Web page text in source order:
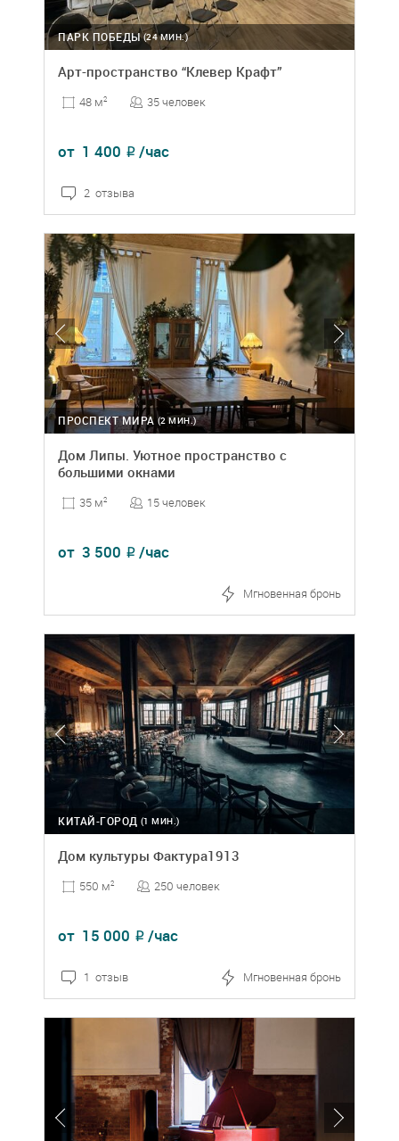
(24 МИН.)
ПАРК ПОБЕДЫ
Арт-пространство “Клевер Крафт”
48 м2 35 человек
от 1 400 ₽ /час
2 отзыва
(2 МИН.)
ПРОСПЕКТ МИРА
Дом Липы. Уютное пространство с
большими окнами
35 м2 15 человек
от 3 500 ₽ /час
Мгновенная бронь
(1 МИН.)
КИТАЙ-ГОРОД
Дом культуры Фактура1913
550 м2 250 человек
от 15 000 ₽ /час
1 отзыв Мгновенная бронь